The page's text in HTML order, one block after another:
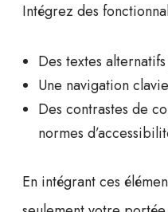
Intégrez des
Des textes
Une navigation
Des contrastes de
normes
En intégrant ces